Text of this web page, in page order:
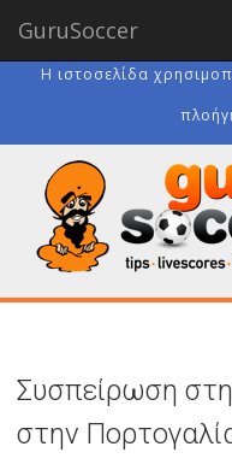
Η ιστοσελίδα
Συσπείρωση
στην
GuruSoccer